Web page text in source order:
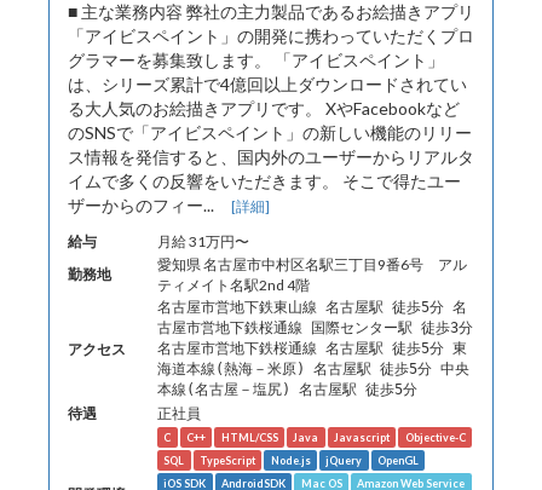
■ 主な業務内容 弊社の主力製品であるお絵描きアプリ
「アイビスペイント」の開発に携わっていただくプロ
グラマーを募集致します。 「アイビスペイント」
は、シリーズ累計で4億回以上ダウンロードされてい
る大人気のお絵描きアプリです。 XやFacebookなど
のSNSで「アイビスペイント」の新しい機能のリリー
ス情報を発信すると、国内外のユーザーからリアルタ
イムで多くの反響をいただきます。 そこで得たユー
ザーからのフィー... [詳細]
給与
月給 31万円〜
勤務地
愛知県 名古屋市中村区名駅三丁目9番6号 アル
ティメイト名駅2nd 4階
アクセス
名古屋市営地下鉄東山線 名古屋駅 徒歩5分 名
古屋市営地下鉄桜通線 国際センター駅 徒歩3分
名古屋市営地下鉄桜通線 名古屋駅 徒歩5分 東
海道本線(熱海－米原) 名古屋駅 徒歩5分 中央
本線(名古屋－塩尻) 名古屋駅 徒歩5分
待遇 正社員
C C++ HTML/CSS Java Javascript
Objective-C
SQL
TypeScript Node.js jQuery
OpenGL
iOS SDK
AndroidSDK Mac OS
Amazon Web Service